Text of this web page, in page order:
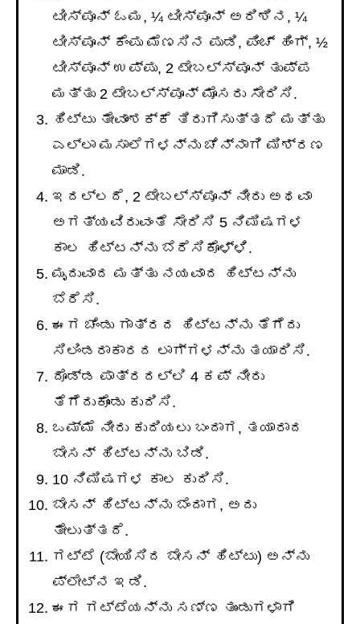
ಟೀಸ್ಪೂನ್ ಓಮ, ¼ ಟೀಸ್ಪೂನ್ ಅರಿಶಿನ, ¼
ಟೀಸ್ಪೂನ್ ಕೆಂಪು ಮೆಣಸಿನ ಪುಡಿ, ಪಿಂಚ್ ಹಿಂಗ್, ½
ಟೀಸ್ಪೂನ್ ಉಪ್ಪು, 2 ಟೇಬಲ್ಸ್ಪೂನ್ ತುಪ್ಪ
ಮತ್ತು 2 ಟೇಬಲ್ಸ್ಪೂನ್ ಮೊಸರು ಸೇರಿಸಿ.
ಹಿಟ್ಟು ತೇವಾಂಶಕ್ಕೆ ತಿರುಗಿಸುತ್ತದೆ ಮತ್ತು
ಎಲ್ಲಾ ಮಸಾಲೆಗಳನ್ನು ಚೆನ್ನಾಗಿ ಮಿಶ್ರಣ
ಮಾಡಿ.
ಇದಲ್ಲದೆ, 2 ಟೇಬಲ್ಸ್ಪೂನ್ ನೀರು ಅಥವಾ
ಅಗತ್ಯವಿರುವಂತೆ ಸೇರಿಸಿ 5 ನಿಮಿಷಗಳ
ಕಾಲ ಹಿಟ್ಟನ್ನು ಬೆರೆಸಿಕೊಳ್ಳಿ.
ಮೃದುವಾದ ಮತ್ತು ನಯವಾದ ಹಿಟ್ಟನ್ನು
ಬೆರೆಸಿ.
ಈಗ ಚೆಂಡು ಗಾತ್ರದ ಹಿಟ್ಟನ್ನು ತೆಗೆದು
ಸಿಲಿಂಡರಾಕಾರದ ಲಾಗ್ಗಳನ್ನು ತಯಾರಿಸಿ.
ದೊಡ್ಡ ಪಾತ್ರದಲ್ಲಿ 4 ಕಪ್ ನೀರು
ತೆಗೆದುಕೊಂಡು ಕುದಿಸಿ.
ಒಮ್ಮೆ ನೀರು ಕುದಿಯಲು ಬಂದಾಗ, ತಯಾರಾದ
ಬೇಸನ್ ಹಿಟ್ಟನ್ನು ಬಿಡಿ.
10 ನಿಮಿಷಗಳ ಕಾಲ ಕುದಿಸಿ.
ಬೇಸನ್ ಹಿಟ್ಟನ್ನು ಬೆಂದಾಗ, ಅದು
ತೇಲುತ್ತದೆ.
ಗಟ್ಟೆ (ಬೇಯಿಸಿದ ಬೇಸನ್ ಹಿಟ್ಟು) ಅನ್ನು
ಪ್ಲೇಟ್ನ ಇಡಿ.
ಈಗ ಗಟ್ಟೆಯನ್ನು ಸಣ್ಣ ತುಂಡುಗಳಾಗಿ